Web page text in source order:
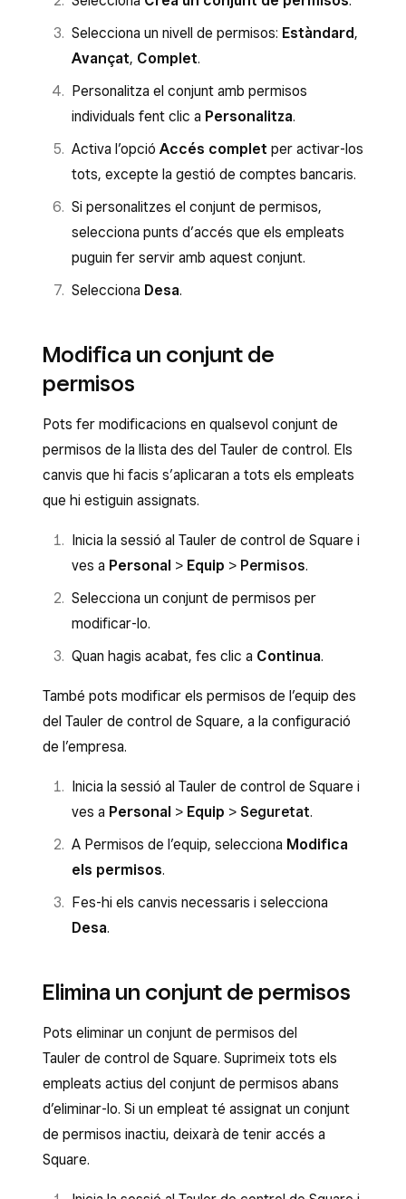
Selecciona un nivell de permisos: Estàndard,
Avançat, Complet.
Personalitza el conjunt amb permisos
individuals fent clic a Personalitza.
Activa l’opció Accés complet per activar-los
tots, excepte la gestió de comptes bancaris.
Si personalitzes el conjunt de permisos,
selecciona punts d’accés que els empleats
puguin fer servir amb aquest conjunt.
Selecciona Desa.
Modifica un conjunt de
permisos
Pots fer modificacions en qualsevol conjunt de
permisos de la llista des del Tauler de control. Els
canvis que hi facis s’aplicaran a tots els empleats
que hi estiguin assignats.
Inicia la sessió al Tauler de control de Square i
ves a Personal > Equip > Permisos.
Selecciona un conjunt de permisos per
modificar-lo.
Quan hagis acabat, fes clic a Continua.
També pots modificar els permisos de l’equip des
del Tauler de control de Square, a la configuració
de l’empresa.
Inicia la sessió al Tauler de control de Square i
ves a Personal > Equip > Seguretat.
A Permisos de l’equip, selecciona Modifica
els permisos.
Fes-hi els canvis necessaris i selecciona
Desa.
Elimina un conjunt de permisos
Pots eliminar un conjunt de permisos del
Tauler de control de Square. Suprimeix tots els
empleats actius del conjunt de permisos abans
d’eliminar-lo. Si un empleat té assignat un conjunt
de permisos inactiu, deixarà de tenir accés a
Square.